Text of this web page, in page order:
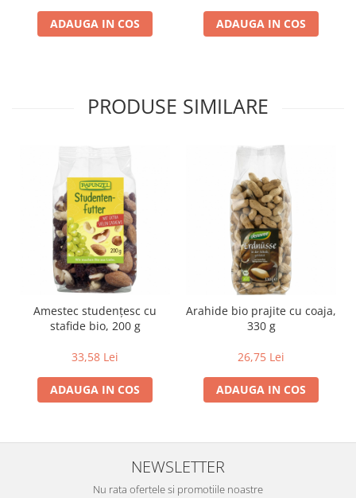
ADAUGA IN COS ADAUGA IN COS
PRODUSE SIMILARE
Amestec studenţesc cu
stafide bio, 200 g
33,58 Lei
ADAUGA IN COS
Arahide bio prajite cu coaja,
330 g
26,75 Lei
ADAUGA IN COS
NEWSLETTER
Nu rata ofertele si promotiile noastre